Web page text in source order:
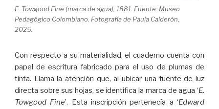
E. Towgood Fine (marca de agua), 1881. Fuente: Museo
Pedagógico Colombiano. Fotografía de Paula Calderón,
2025.
Con respecto a su materialidad, el cuaderno cuenta con
papel de escritura fabricado para el uso de plumas de
tinta. Llama la atención que, al ubicar una fuente de luz
directa sobre sus hojas, se identifica la marca de agua ‘E.
Towgood Fine’. Esta inscripción pertenecía a ‘Edward